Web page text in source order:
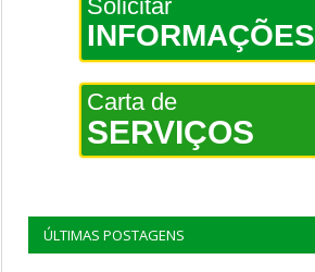
Solicitar
INFORMAÇÕES
Carta de
SERVIÇOS
ÚLTIMAS POSTAGENS